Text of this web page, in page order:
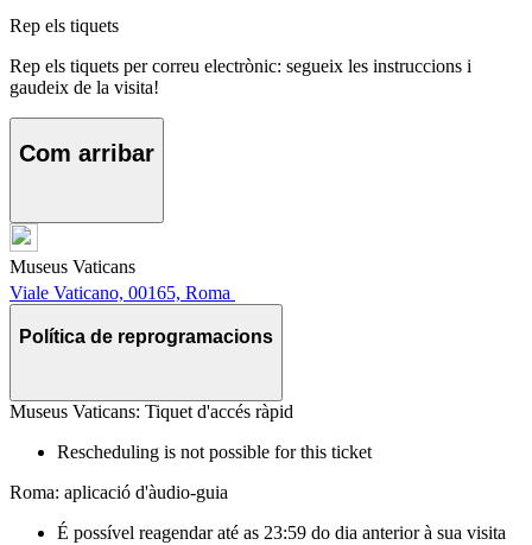
Rep els tiquets
Rep els tiquets per correu electrònic: segueix les instruccions i
gaudeix de la visita!
Com arribar
Museus Vaticans
Viale Vaticano, 00165, Roma
Política de reprogramacions
Museus Vaticans: Tiquet d'accés ràpid
Rescheduling is not possible for this ticket
Roma: aplicació d'àudio-guia
É possível reagendar até as 23:59 do dia anterior à sua visita